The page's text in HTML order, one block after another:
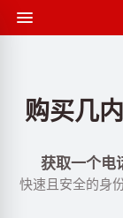
购买几
获取一个电
快速且安全的身